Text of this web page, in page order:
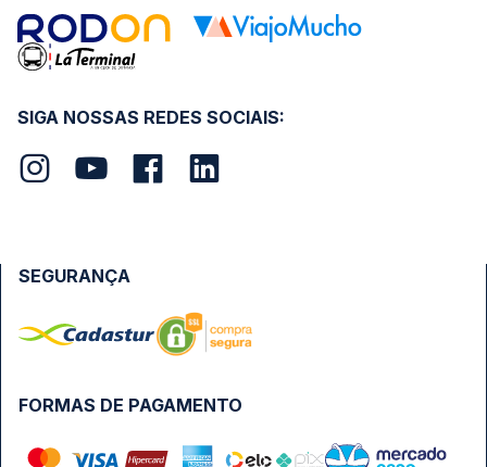
SIGA NOSSAS REDES SOCIAIS:
FORMAS DE PAGAMENTO
SEGURANÇA